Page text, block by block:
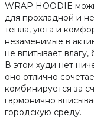
WRAP HOODIE
для прохладной и
тепла, уюта и
незаменимые в
не впитывает
В этом худи нет
оно отлично
комбинируется за
гармонично
городскую среду.